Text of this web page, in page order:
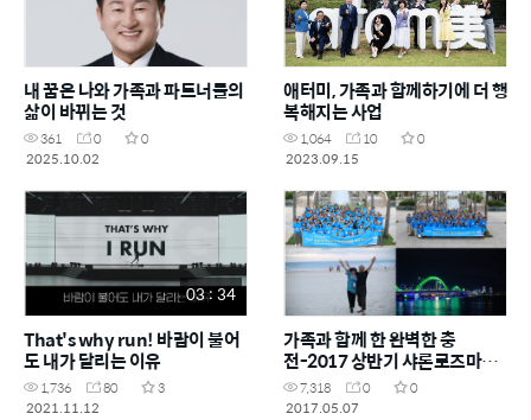
내 꿈은 나와 가족과 파트너들의
삶이 바뀌는 것
361 0
0
2025.10.02
애터미, 가족과 함께하기에 더 행
복해지는 사업
1,064 10
0
2023.09.15
03 : 34
That's why run! 바람이 불어
도 내가 달리는 이유
1,736 80
3
2021.11.12
가족과 함께 한 완벽한 충
전-2017 상반기 샤론로즈마스
터 승급 여행
7,318 0
0
2017.05.07